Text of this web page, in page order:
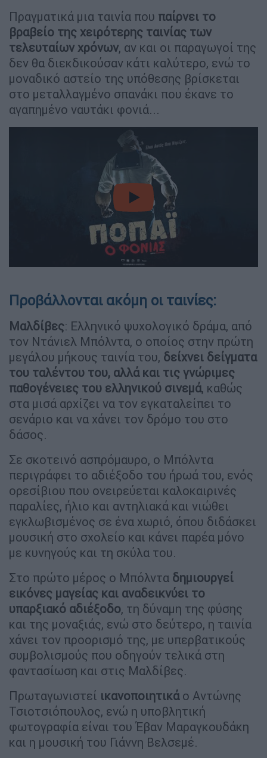
Πραγματικά μια ταινία που παίρνει το
βραβείο της χειρότερης ταινίας των
τελευταίων χρόνων, αν και οι παραγωγοί της
δεν θα διεκδικούσαν κάτι καλύτερο, ενώ το
μοναδικό αστείο της υπόθεσης βρίσκεται
στο μεταλλαγμένο σπανάκι που έκανε το
αγαπημένο ναυτάκι φονιά...
video
Προβάλλονται ακόμη οι ταινίες:
Μαλδίβες: Ελληνικό ψυχολογικό δράμα, από
τον Ντάνιελ Μπόλντα, ο οποίος στην πρώτη
μεγάλου μήκους ταινία του, δείχνει δείγματα
του ταλέντου του, αλλά και τις γνώριμες
παθογένειες του ελληνικού σινεμά, καθώς
στα μισά αρχίζει να τον εγκαταλείπει το
σενάριο και να χάνει τον δρόμο του στο
δάσος.
Σε σκοτεινό ασπρόμαυρο, ο Μπόλντα
περιγράφει το αδιέξοδο του ήρωά του, ενός
ορεσίβιου που ονειρεύεται καλοκαιρινές
παραλίες, ήλιο και αντηλιακά και νιώθει
εγκλωβισμένος σε ένα χωριό, όπου διδάσκει
μουσική στο σχολείο και κάνει παρέα μόνο
με κυνηγούς και τη σκύλα του.
Στο πρώτο μέρος ο Μπόλντα δημιουργεί
εικόνες μαγείας και αναδεικνύει το
υπαρξιακό αδιέξοδο, τη δύναμη της φύσης
και της μοναξιάς, ενώ στο δεύτερο, η ταινία
χάνει τον προορισμό της, με υπερβατικούς
συμβολισμούς που οδηγούν τελικά στη
φαντασίωση και στις Μαλδίβες.
Πρωταγωνιστεί ικανοποιητικάο Αντώνης
Τσιοτσιόπουλος, ενώ η υποβλητική
φωτογραφία είναι του Έβαν Μαραγκουδάκη
και η μουσική του Γιάννη Βελσεμέ.